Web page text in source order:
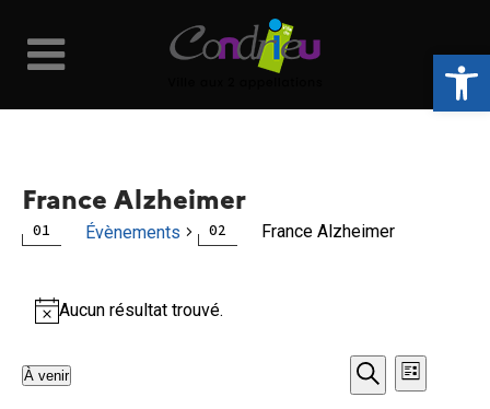
Ouvrir
France Alzheimer
Évènements France Alzheimer
Évènements
Notice
Aucun résultat trouvé.
Recherche
Liste
À venir